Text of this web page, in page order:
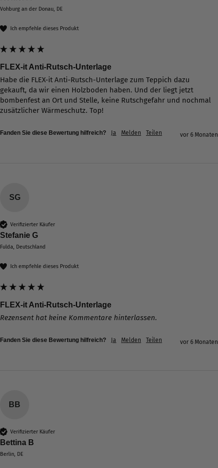
Vohburg an der Donau, DE
Ich empfehle dieses Produkt
FLEX-it Anti-Rutsch-Unterlage
Habe die FLEX-it Anti-Rutsch-Unterlage zum Teppich dazu
gekauft, da wir einen Holzboden haben. Und der liegt jetzt
bombenfest an Ort und Stelle, keine Rutschgefahr und nochmal
zusätzlicher Wärmeschutz. Top!
Fanden Sie diese Bewertung hilfreich? Ja Melden Teilen vor 6 Monaten
SG
Verifizierter Käufer
Stefanie G
Fulda, Deutschland
Ich empfehle dieses Produkt
FLEX-it Anti-Rutsch-Unterlage
Rezensent hat keine Kommentare hinterlassen.
Fanden Sie diese Bewertung hilfreich? Ja Melden Teilen vor 6 Monaten
BB
Verifizierter Käufer
Bettina B
Berlin, DE
Lieferung war lief alles super von den
Hilfreich? Ja Teilen
Alle Bewertungen Lesen